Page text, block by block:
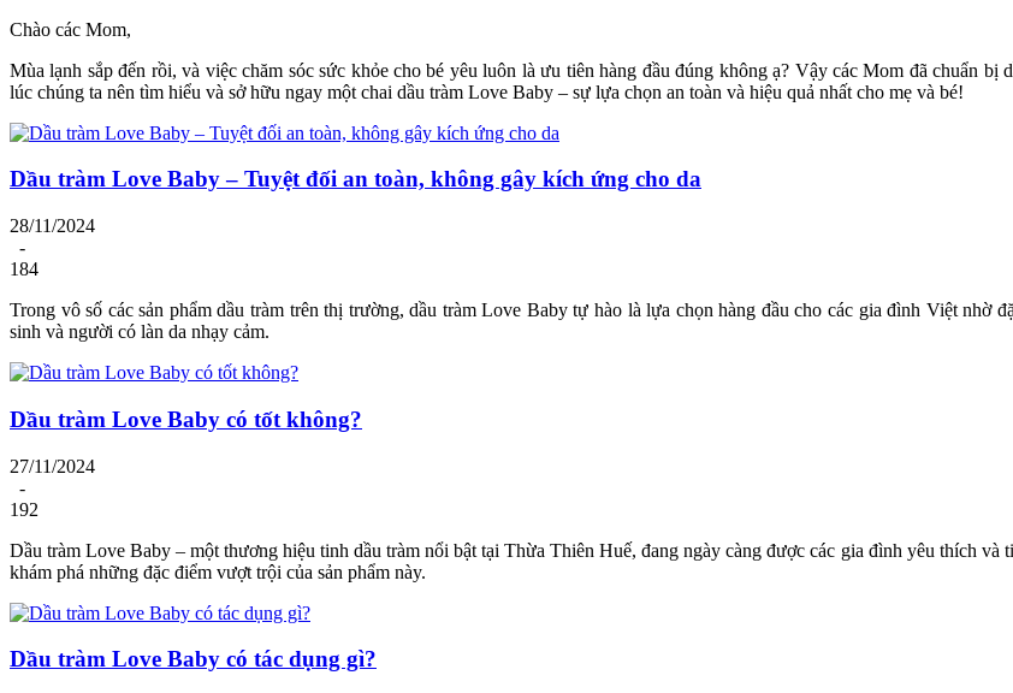
Chào các Mom,
Mùa lạnh sắp đến rồi, và việc chăm sóc sức khỏe cho bé yêu luôn là ưu tiên hàng đầu đúng không ạ? Vậy các Mom đã chuẩn
lúc chúng ta nên tìm hiểu và sở hữu ngay một chai dầu tràm Love Baby – sự lựa chọn an toàn và hiệu quả nhất cho mẹ và bé!
Dầu tràm Love Baby – Tuyệt đối an toàn, không gây kích ứng cho da
28/11/2024
-
184
Trong vô số các sản phẩm dầu tràm trên thị trường, dầu tràm Love Baby tự hào là lựa chọn hàng đầu cho các gia đình Việt nhờ
sinh và người có làn da nhạy cảm.
Dầu tràm Love Baby có tốt không?
27/11/2024
-
192
Dầu tràm Love Baby – một thương hiệu tinh dầu tràm nổi bật tại Thừa Thiên Huế, đang ngày càng được các gia đình yêu thích
khám phá những đặc điểm vượt trội của sản phẩm này.
Dầu tràm Love Baby có tác dụng gì?